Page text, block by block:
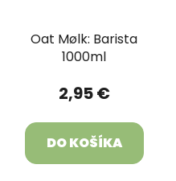
Oat Mølk: Barista
1000ml
2,95 €
DO KOŠÍKA